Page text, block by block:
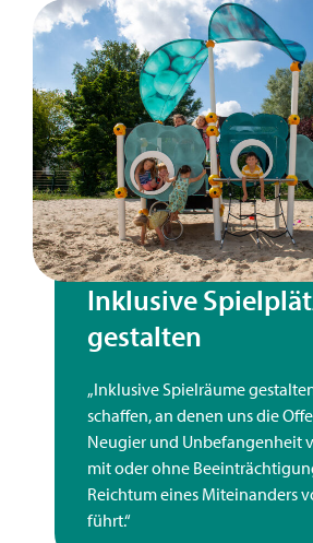
Kataloge
News
Kontakt
Inklusive
gestalten
„Inklusive Spielräume
schaffen, an denen uns die
Neugier und Unbefangenheit
mit oder ohne
Reichtum eines Miteinanders
führt.“